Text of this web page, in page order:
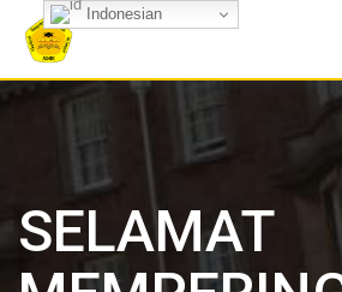
content
SELAMAT
Indonesian